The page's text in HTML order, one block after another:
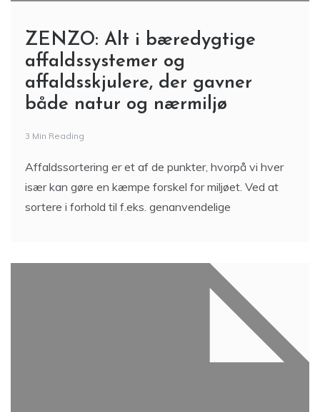
ZENZO: Alt i bæredygtige
affaldssystemer og
affaldsskjulere, der gavner
både natur og nærmiljø
3 Min Reading
Affaldssortering er et af de punkter, hvorpå vi hver
især kan gøre en kæmpe forskel for miljøet. Ved at
sortere i forhold til f.eks. genanvendelige